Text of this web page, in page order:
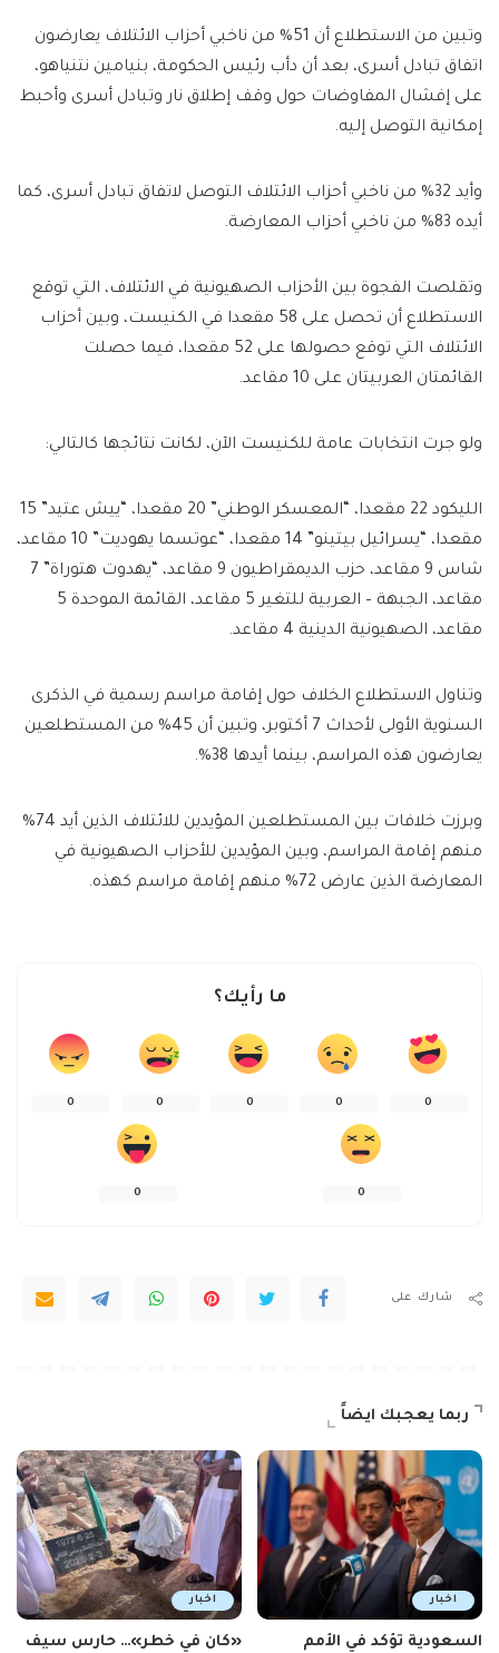
وتبين من الاستطلاع أن 51% من ناخبي أحزاب الائتلاف يعارضون
اتفاق تبادل أسرى، بعد أن دأب رئيس الحكومة، بنيامين نتنياهو،
على إفشال المفاوضات حول وقف إطلاق نار وتبادل أسرى وأحبط
إمكانية التوصل إليه.
وأيد 32% من ناخبي أحزاب الائتلاف التوصل لاتفاق تبادل أسرى، كما
أيده 83% من ناخبي أحزاب المعارضة.
وتقلصت الفجوة بين الأحزاب الصهيونية في الائتلاف، التي توقع
الاستطلاع أن تحصل على 58 مقعدا في الكنيست، وبين أحزاب
الائتلاف التي توقع حصولها على 52 مقعدا، فيما حصلت
القائمتان العربيتان على 10 مقاعد.
ولو جرت انتخابات عامة للكنيست الآن، لكانت نتائجها كالتالي:
الليكود 22 مقعدا، “المعسكر الوطني” 20 مقعدا، “ييش عتيد” 15
مقعدا، “يسرائيل بيتينو” 14 مقعدا، “عوتسما يهوديت” 10 مقاعد،
شاس 9 مقاعد، حزب الديمقراطيون 9 مقاعد، “يهدوت هتوراة” 7
مقاعد، الجبهة – العربية للتغير 5 مقاعد، القائمة الموحدة 5
مقاعد، الصهيونية الدينية 4 مقاعد.
وتناول الاستطلاع الخلاف حول إقامة مراسم رسمية في الذكرى
السنوية الأولى لأحداث 7 أكتوبر، وتبين أن 45% من المستطلعين
يعارضون هذه المراسم، بينما أيدها 38%.
وبرزت خلافات بين المستطلعين المؤيدين للائتلاف الذين أيد 74%
منهم إقامة المراسم، وبين المؤيدين للأحزاب الصهيونية في
المعارضة الذين عارض 72% منهم إقامة مراسم كهذه.
ما رأيك؟
0
0
0
0
0
0
0
شارك على
ربما يعجبك ايضاً
اخبار
السعودية تؤكد في الأمم
اخبار
«كان في خطر»… حارس سيف